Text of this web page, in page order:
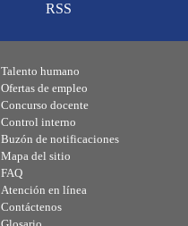
RSS
Talento humano
Ofertas de empleo
Concurso docente
Control interno
Buzón de notificaciones
Mapa del sitio
FAQ
Atención en línea
Contáctenos